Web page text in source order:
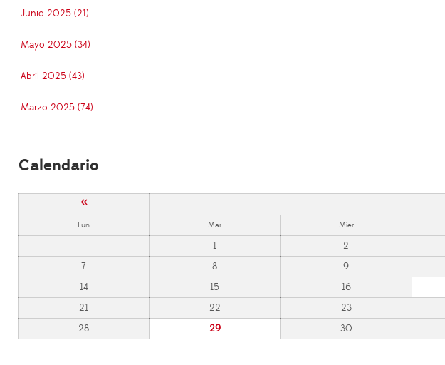
Junio 2025 (21)
Mayo 2025 (34)
Abril 2025 (43)
Marzo 2025 (74)
Calendario
«
Lun Mar Mier
1 2
7
8 9
14
15 16
21
22 23
28
29 30